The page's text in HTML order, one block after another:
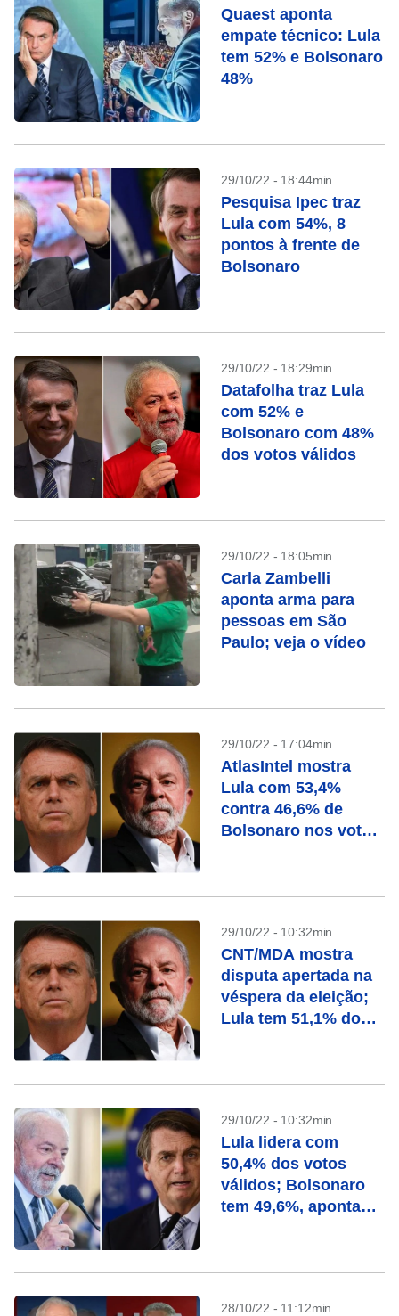
Quaest aponta
empate técnico: Lula
tem 52% e Bolsonaro
48%
29/10/22 - 18:44min
Pesquisa Ipec traz
Lula com 54%, 8
pontos à frente de
Bolsonaro
29/10/22 - 18:29min
Datafolha traz Lula
com 52% e
Bolsonaro com 48%
dos votos válidos
29/10/22 - 18:05min
Carla Zambelli
aponta arma para
pessoas em São
Paulo; veja o vídeo
29/10/22 - 17:04min
AtlasIntel mostra
Lula com 53,4%
contra 46,6% de
Bolsonaro nos votos
29/10/22 - 10:32min
CNT/MDA mostra
disputa apertada na
véspera da eleição;
Lula tem 51,1% dos
29/10/22 - 10:32min
Lula lidera com
50,4% dos votos
válidos; Bolsonaro
tem 49,6%, aponta
28/10/22 - 11:12min